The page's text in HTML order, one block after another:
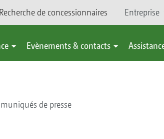
Recherche de concessionnaires Entreprise
Evènements & contacts
de presse